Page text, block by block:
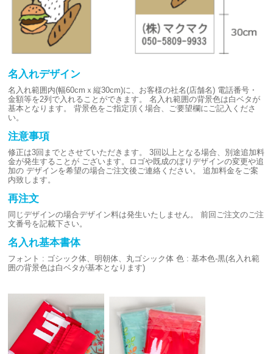
名入れデザイン
名入れ範囲内(幅60cmｘ縦30cm)に、お客様の社名(店舗名) 電話番号・
金額等を2列で入れることができます。
名入れ範囲の背景色は白ベタが
基本となります。
背景色をご指定頂く場合、ご要望欄にご記入くださ
い。
注意事項
修正は3回までとさせていただきます。
3回以上となる場合、別途追加料
金が発生することが ございます。ロゴや既成のぼりデザインの変更や追
加の デザインを希望の場合ご注文後ご連絡ください。
追加料金をご案
内致します。
再注文
同じデザインの場合デザイン料は発生いたしません。
前回ご注文のご注
文番号を記載下さい。
名入れ基本書体
フォント : ゴシック体、明朝体、丸ゴシック体 色 : 基本色-黒(名入れ範
囲の背景色は白ベタが基本となります)